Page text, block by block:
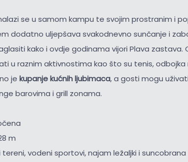
se u samom kampu te svojim prostranim i
dodatno uljepšava svakodnevno sunčanje i
kako i ovdje godinama vijori Plava zastava.
u raznim aktivnostima kao što su tenis, odbojka
je kupanje kućnih ljubimaca, a gosti mogu
barovima i grill zonama.
m
vodeni sportovi, najam ležaljki i suncobrana